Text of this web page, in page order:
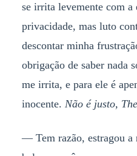
se irrita levemente com a
privacidade, mas luto
descontar minha
obrigação de saber nada
me irrita, e para ele é
inocente. Não é justo,
— Tem razão, estragou a